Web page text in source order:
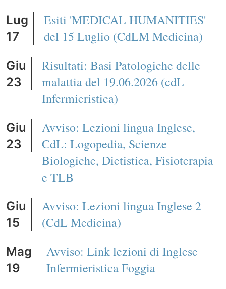
Lug
17
Esiti 'MEDICAL HUMANITIES'
del 15 Luglio (CdLM Medicina)
Giu
23
Risultati: Basi Patologiche delle
malattia del 19.06.2026 (cdL
Infermieristica)
Giu
23
Avviso: Lezioni lingua Inglese,
CdL: Logopedia, Scienze
Biologiche, Dietistica, Fisioterapia
e TLB
Giu
15
Avviso: Lezioni lingua Inglese 2
(CdL Medicina)
Mag
19
Avviso: Link lezioni di Inglese
Infermieristica Foggia